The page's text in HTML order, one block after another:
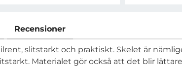
Recensioner
slitstarkt och praktiskt. Skelet är
Materialet gör också att det blir